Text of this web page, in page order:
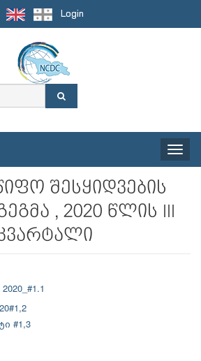
Login
Toggle
შესყიდვების
, 2020 წლის III
#1,3